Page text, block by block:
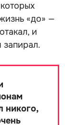
«до» —
и
запирал.
никого,